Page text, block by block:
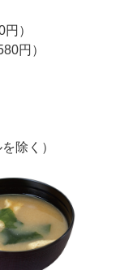
）
円）
除く）